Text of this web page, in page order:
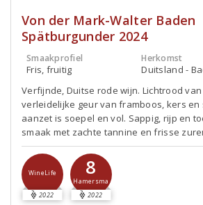
Von der Mark-Walter Baden
Spätburgunder 2024
Smaakprofiel
Fris, fruitig
Herkomst
Duitsland -
Verfijnde, Duitse rode wijn. Lichtrood
verleidelijke geur van framboos, kers en
aanzet is soepel en vol. Sappig, rijp en
smaak met zachte tannine en frisse
WineLife
2022
8
Hamersma
2022